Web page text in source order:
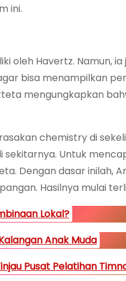
ini.
oleh Havertz. Namun, ia
bisa menampilkan
mengungkapkan
chemistry di
Untuk
Dengan dasar inilah,
Hasilnya mulai
Lokal?
Anak Muda
Pusat Pelatihan